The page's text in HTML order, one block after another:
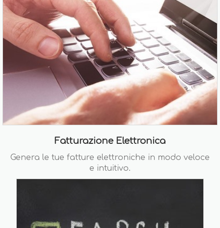
Fatturazione Elettronica
Genera le tue fatture elettroniche in modo veloce
e intuitivo.